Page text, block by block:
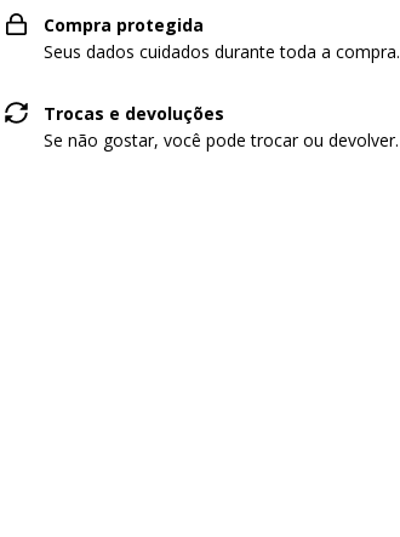
Compra protegida
Seus dados cuidados durante toda a compra.
Trocas e devoluções
Se não gostar, você pode trocar ou devolver.